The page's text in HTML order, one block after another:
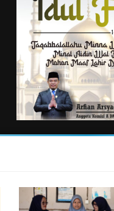
Pedoman Media Siber